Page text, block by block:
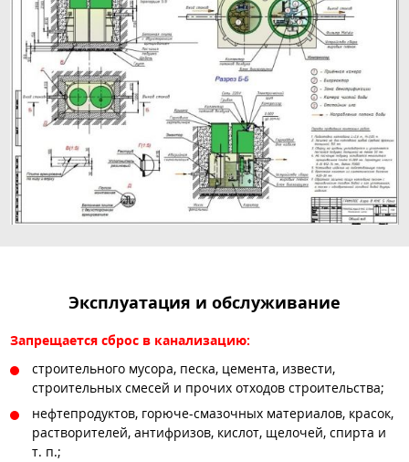
Эксплуатация и обслуживание
Запрещается сброс в канализацию:
строительного мусора, песка, цемента, извести,
строительных смесей и прочих отходов строительства;
нефтепродуктов, горюче-смазочных материалов, красок,
растворителей, антифризов, кислот, щелочей, спирта и
т. п.;